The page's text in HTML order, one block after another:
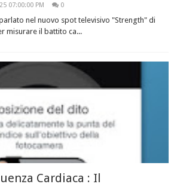
07:00:00 PM 0
nel nuovo spot televisivo "Strength" di
misurare il battito ca...
Cardiaca : Il